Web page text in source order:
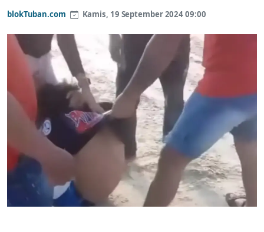
blokTuban.com Kamis, 19 September 2024 09:00